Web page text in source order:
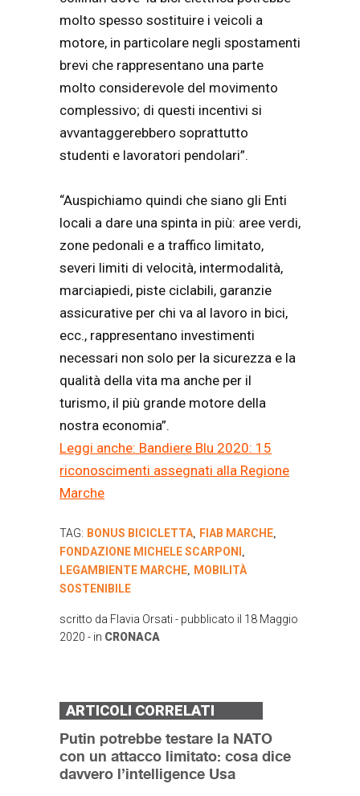
molto spesso sostituire i veicoli a
motore, in particolare negli spostamenti
brevi che rappresentano una parte
molto considerevole del movimento
complessivo; di questi incentivi si
avvantaggerebbero soprattutto
studenti e lavoratori pendolari”.
“Auspichiamo quindi che siano gli Enti
locali a dare una spinta in più: aree verdi,
zone pedonali e a traffico limitato,
severi limiti di velocità, intermodalità,
marciapiedi, piste ciclabili, garanzie
assicurative per chi va al lavoro in bici,
ecc., rappresentano investimenti
necessari non solo per la sicurezza e la
qualità della vita ma anche per il
turismo, il più grande motore della
nostra economia”.
Leggi anche: Bandiere Blu 2020: 15
riconoscimenti assegnati alla Regione
Marche
TAG: BONUS BICICLETTA, FIAB MARCHE,
FONDAZIONE MICHELE SCARPONI ,
LEGAMBIENTE MARCHE, MOBILITÀ
SOSTENIBILE
scritto da Flavia Orsati - pubblicato il 18 Maggio
2020 - in CRONACA
ARTICOLI CORRELATI
Putin potrebbe testare la NATO
con un attacco limitato: cosa dice
davvero l’intelligence Usa